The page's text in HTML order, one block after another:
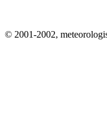
© 2001-2002,